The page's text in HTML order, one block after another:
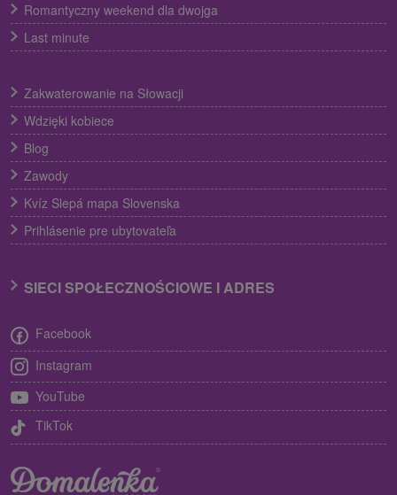
Romantyczny weekend dla dwojga
Last minute
Zakwaterowanie na Słowacji
Wdzięki kobiece
Blog
Zawody
Kvíz Slepá mapa Slovenska
Prihlásenie pre ubytovateľa
SIECI SPOŁECZNOŚCIOWE I ADRES
Facebook
Instagram
YouTube
TikTok